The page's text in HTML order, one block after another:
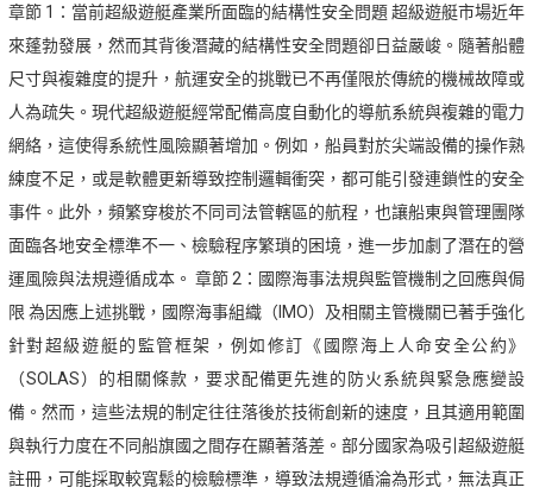
章節 1：當前超級遊艇產業所面臨的結構性安全問題 超級遊艇市場近年
來蓬勃發展，然而其背後潛藏的結構性安全問題卻日益嚴峻。隨著船體
尺寸與複雜度的提升，航運安全的挑戰已不再僅限於傳統的機械故障或
人為疏失。現代超級遊艇經常配備高度自動化的導航系統與複雜的電力
網絡，這使得系統性風險顯著增加。例如，船員對於尖端設備的操作熟
練度不足，或是軟體更新導致控制邏輯衝突，都可能引發連鎖性的安全
事件。此外，頻繁穿梭於不同司法管轄區的航程，也讓船東與管理團隊
面臨各地安全標準不一、檢驗程序繁瑣的困境，進一步加劇了潛在的營
運風險與法規遵循成本。 章節 2：國際海事法規與監管機制之回應與侷
限 為因應上述挑戰，國際海事組織（IMO）及相關主管機關已著手強化
針對超級遊艇的監管框架，例如修訂《國際海上人命安全公約》
（SOLAS）的相關條款，要求配備更先進的防火系統與緊急應變設
備。然而，這些法規的制定往往落後於技術創新的速度，且其適用範圍
與執行力度在不同船旗國之間存在顯著落差。部分國家為吸引超級遊艇
註冊，可能採取較寬鬆的檢驗標準，導致法規遵循淪為形式，無法真正